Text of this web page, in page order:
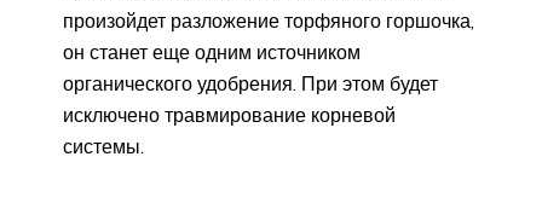
произойдет разложение торфяного горшочка,
он станет еще одним источником
органического удобрения. При этом будет
исключено травмирование корневой
системы.